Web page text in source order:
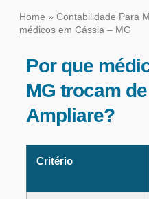
Home » Contabilidade Para
médicos em Cássia – MG
Por que
MG trocam
Ampliare?
Critério